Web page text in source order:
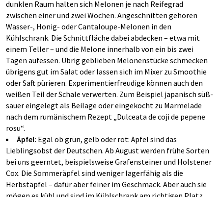
dunklen Raum halten sich Melonen je nach Reifegrad
zwischen einer und zwei Wochen. Angeschnitten gehören
Wasser-, Honig- oder Cantaloupe-Melonen in den
Kühlschrank. Die Schnittfläche dabei abdecken – etwa mit
einem Teller – und die Melone innerhalb von ein bis zwei
Tagen aufessen. Übrig geblieben Melonenstücke schmecken
übrigens gut im Salat oder lassen sich im Mixer zu Smoothie
oder Saft pürieren. Experimentierfreudige können auch den
weißen Teil der Schale verwerten. Zum Beispiel japanisch süß-
sauer eingelegt als Beilage oder eingekocht zu Marmelade
nach dem rumänischem Rezept „Dulceata de coji de pepene
rosu“.
Äpfel: Egal ob grün, gelb oder rot: Äpfel sind das
Lieblingsobst der Deutschen. Ab August werden frühe Sorten
bei uns geerntet, beispielsweise Grafensteiner und Holstener
Cox. Die Sommeräpfel sind weniger lagerfähig als die
Herbstäpfel – dafür aber feiner im Geschmack. Aber auch sie